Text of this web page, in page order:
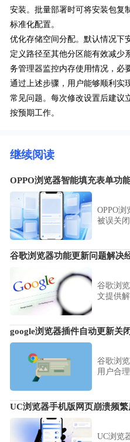
安装。批量部署时可将安装包复
标准化配置。
优化存储空间分配。默认情况下
定义路径至其他分区能有效减少
务管理器监控内存使用情况，必
通过上述步骤，用户能够顺利实
常见问题。每次修改设置后建议
按预期工作。
继续阅读
OPPO浏览器智能填充表单功
OPPO
被误关
率。
谷歌浏览器功能更新问题解决
谷歌浏
文提供
google浏览器插件自动更新关
谷歌浏
用户合
UC浏览器手机版网页崩溃频
UC浏览